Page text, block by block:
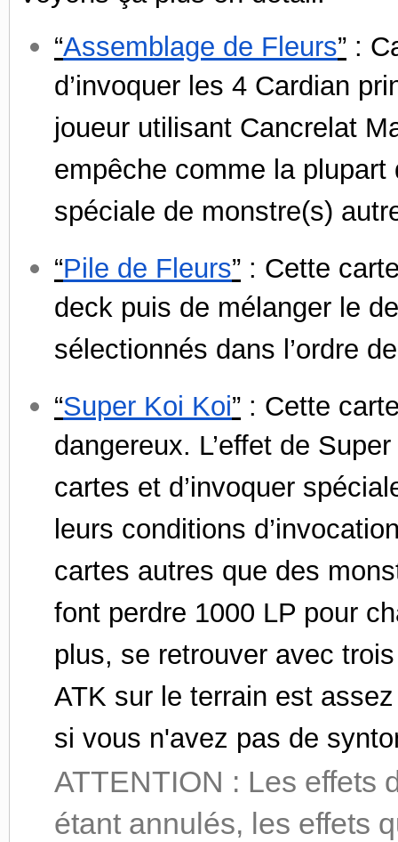
“Assemblage de Fleurs” :
d’invoquer les 4 Cardian
joueur utilisant Cancrelat
empêche comme la plupart
spéciale de monstre(s)
“Pile de Fleurs” : Cette
deck puis de mélanger le
sélectionnés dans l’ordre
“Super Koi Koi” : Cette
dangereux. L’effet de
cartes et d’invoquer
leurs conditions
cartes autres que des
font perdre 1000 LP pour
plus, se retrouver avec
ATK sur le terrain est
si vous n'avez pas de
ATTENTION : Les effets
étant annulés, les effets